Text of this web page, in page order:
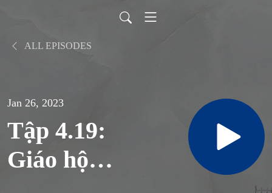
ALL EPISODES
Jan 26, 2023
Tập 4.19:
Giáo hội